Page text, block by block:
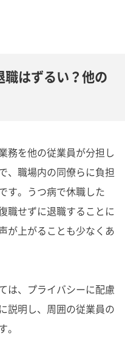
職はずるい？他の
務を他の従業員が分担し
、職場内の同僚らに負担
す。うつ病で休職した
職せずに退職することに
が上がることも少なくあ
は、プライバシーに配慮
説明し、周囲の従業員の